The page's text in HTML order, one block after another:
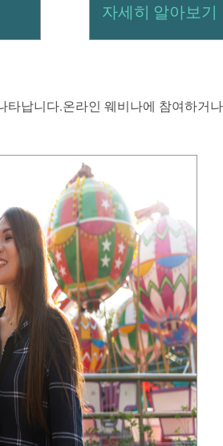
자세히 알아보기
타납니다.온라인 웨비나에 참여하거